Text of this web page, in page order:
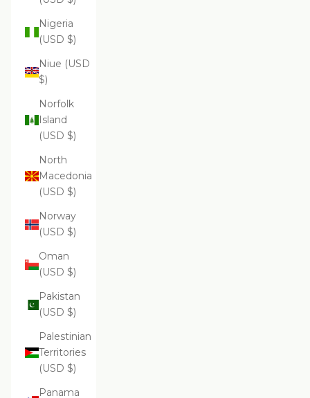
Nigeria
(USD $)
Niue (USD
$)
Norfolk
Island
(USD $)
North
Macedonia
(USD $)
Norway
(USD $)
Oman
(USD $)
Pakistan
(USD $)
Palestinian
Territories
(USD $)
Panama